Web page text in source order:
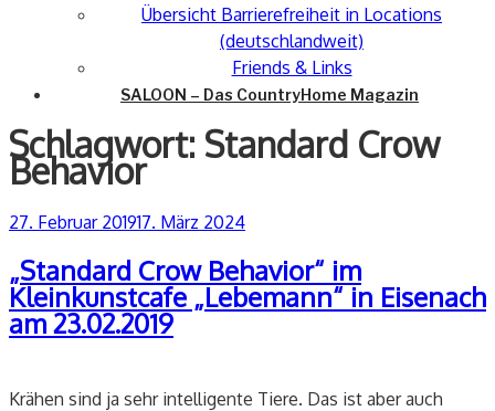
Übersicht Barrierefreiheit in Locations
(deutschlandweit)
Friends & Links
SALOON – Das CountryHome Magazin
Schlagwort: Standard Crow
Behavior
Veröffentlicht
27. Februar 201917. März 2024
„Standard Crow Behavior“ im
Kleinkunstcafe „Lebemann“ in Eisenach
am 23.02.2019
Krähen sind ja sehr intelligente Tiere. Das ist aber auch